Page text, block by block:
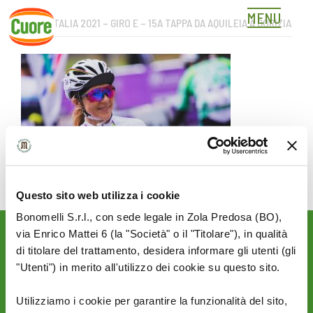
Questo sito web utilizza i cookie
Bonomelli S.r.l., con sede legale in Zola Predosa (BO),
via Enrico Mattei 6 (la "Società" o il "Titolare"), in qualità
di titolare del trattamento, desidera informare gli utenti (gli
"Utenti") in merito all'utilizzo dei cookie su questo sito.
Utilizziamo i cookie per garantire la funzionalità del sito,
Skip
content
MENU
GIRO D’ITALIA 2021 – GIRO E – 15A TAPPA DA AQUILEIA A GORIZIA
Rimani aggiornato sulle
novità del mondo Cuore: